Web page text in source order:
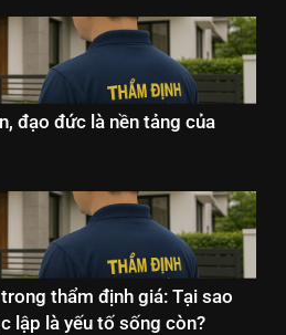
đạo đức là nền tảng của
thẩm định giá: Tại sao
lập là yếu tố sống còn?